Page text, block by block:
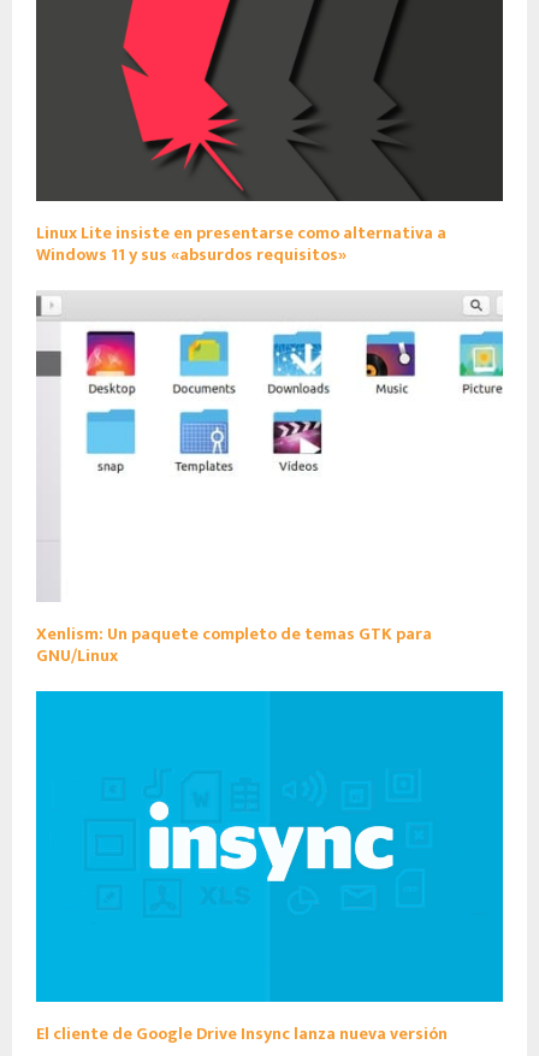
Linux Lite insiste en presentarse como alternativa a
Windows 11 y sus «absurdos requisitos»
Xenlism: Un paquete completo de temas GTK para
GNU/Linux
El cliente de Google Drive Insync lanza nueva versión